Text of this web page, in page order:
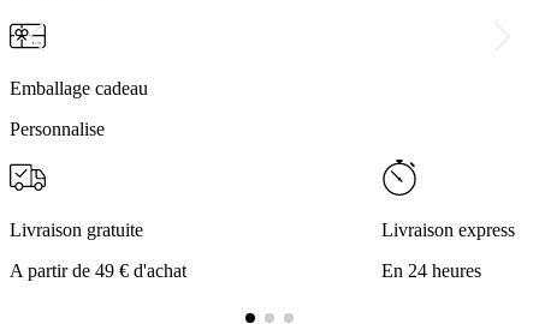
Emballage cadeau
Personnalise
Livraison gratuite
A partir de 49 € d'achat
Livraison express
En 24 heures